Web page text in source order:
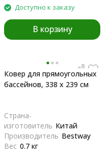
Доступно к заказу
В корзину
Ковер для прямоугольных
бассейнов, 338 х 239 см
Страна-
изготовитель Китай
Производитель Bestway
Вес 0.7 кг